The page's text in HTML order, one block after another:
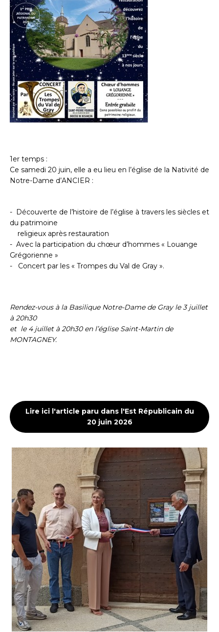
1er temps :
Ce samedi 20 juin, elle a eu lieu en l’église de la Nativité de
Notre-Dame d’ANCIER :
- Découverte de l’histoire de l’église à travers les siècles et
du patrimoine
religieux après restauration
- Avec la participation du chœur d’hommes « Louange
Grégorienne »
- Concert par les « Trompes du Val de Gray ».
Rendez-vous à la Basilique Notre-Dame de Gray le 3 juillet
à 20h30
et le 4 juillet à 20h30 en l’église Saint-Martin de
MONTAGNEY.
Lire ici l'article paru dans l'Est Républicain du
20 juin 2026